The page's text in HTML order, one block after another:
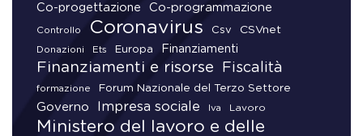
Co-progettazione Co-programmazione
Controllo Coronavirus Csv CSVnet
Donazioni Ets Europa Finanziamenti
Finanziamenti e risorse Fiscalità
formazione Forum Nazionale del Terzo Settore
Governo Impresa sociale Iva Lavoro
Ministero del lavoro e delle